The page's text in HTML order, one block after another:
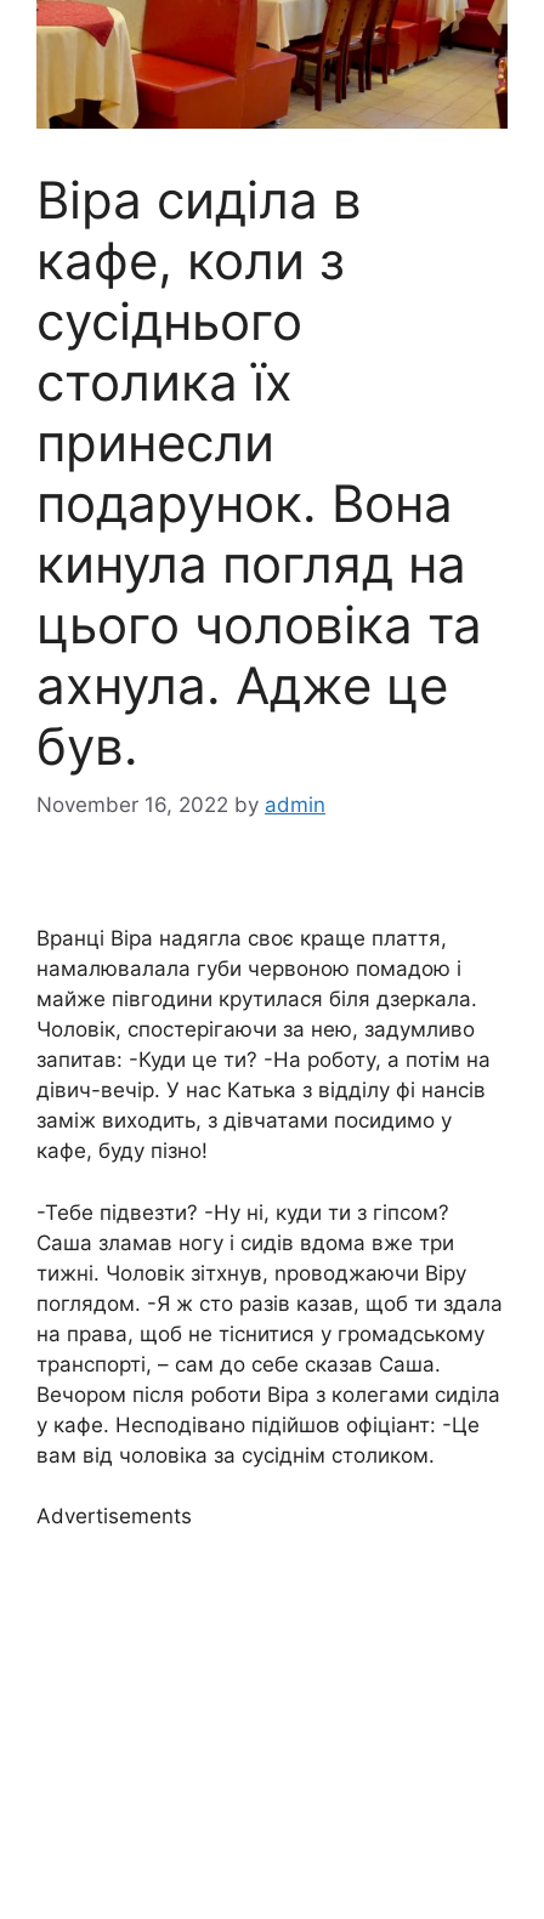
Віра сиділа в
кафе, коли з
сусіднього
столика їх
принесли
подарунок. Вона
кинула погляд на
цього чоловіка та
ахнула. Адже це
був.
November 16, 2022 by admin
Вранці Віра надягла своє краще плаття,
намалювалала губи червоною помадою і
майже півгодини крутилася біля дзеркала.
Чоловік, спостерігаючи за нею, задумливо
запитав: -Куди це ти? -На роботу, а потім на
дівич-вечір. У нас Катька з відділу фі нансів
заміж виходить, з дівчатами посидимо у
кафе, буду пізно!
-Тебе підвезти? -Ну ні, куди ти з гіпсом?
Саша зламав ногу і сидів вдома вже три
тижні. Чоловік зітхнув, nроводжаючи Віру
поглядом. -Я ж сто разів казав, щоб ти здала
на права, щоб не тіснитися у громадському
транспорті, – сам до себе сказав Саша.
Вечором після роботи Віра з колегами сиділа
у кафе. Несподівано підійшов офіціант: -Це
вам від чоловіка за сусіднім столиком.
Advertisements